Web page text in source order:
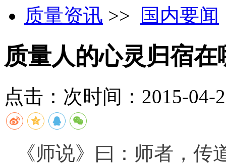
质量资讯 >> 国内要闻
质量人的心灵归宿在
点击： 次时间：2015-04-
《师说》曰：师者，